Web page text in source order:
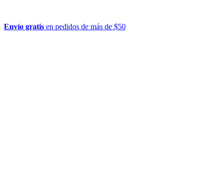
Envío gratis en pedidos de más de $50